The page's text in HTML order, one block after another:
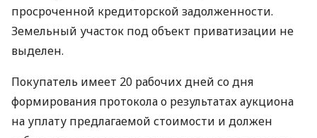
просроченной кредиторской задолженности.
Земельный участок под объект приватизации не
выделен.
Покупатель имеет 20 рабочих дней со дня
формирования протокола о результатах аукциона
на уплату предлагаемой стоимости и должен